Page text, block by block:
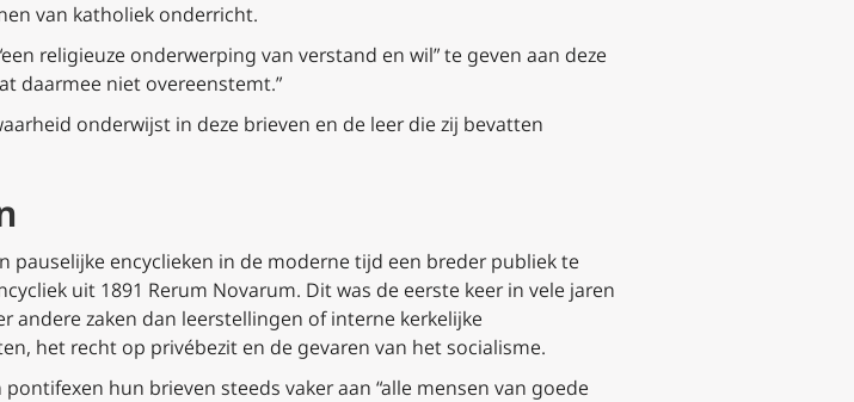
van katholiek onderricht.
religieuze onderwerping van verstand en wil” te geven aan deze
daarmee niet overeenstemt.”
onderwijst in deze brieven en de leer die zij bevatten
encyclieken in de moderne tijd een breder publiek te
uit 1891 Rerum Novarum. Dit was de eerste keer in vele jaren
andere zaken dan leerstellingen of interne kerkelijke
het recht op privébezit en de gevaren van het socialisme.
hun brieven steeds vaker aan “alle mensen van goede